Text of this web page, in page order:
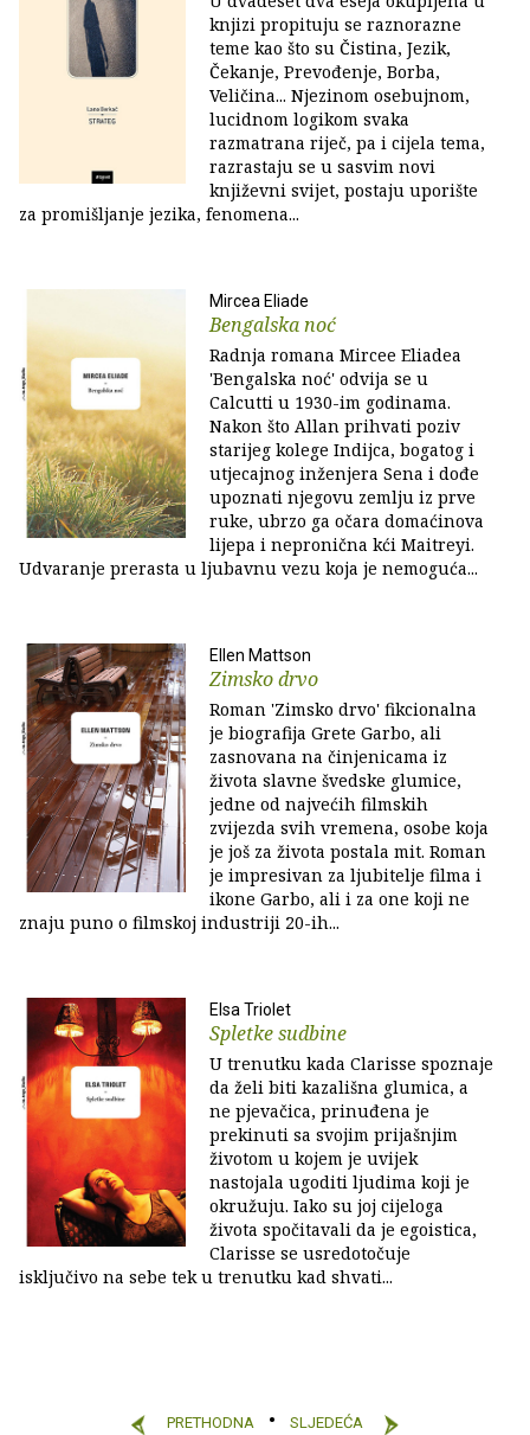
knjizi propituju se raznorazne
teme kao što su Čistina, Jezik,
Čekanje, Prevođenje, Borba,
Veličina... Njezinom osebujnom,
lucidnom logikom svaka
razmatrana riječ, pa i cijela tema,
razrastaju se u sasvim novi
književni svijet, postaju uporište
za promišljanje jezika, fenomena...
Mircea Eliade
Bengalska noć
Radnja romana Mircee Eliadea
'Bengalska noć' odvija se u
Calcutti u 1930-im godinama.
Nakon što Allan prihvati poziv
starijeg kolege Indijca, bogatog i
utjecajnog inženjera Sena i dođe
upoznati njegovu zemlju iz prve
ruke, ubrzo ga očara domaćinova
lijepa i nepronična kći Maitreyi.
Udvaranje prerasta u ljubavnu vezu koja je nemoguća...
Ellen Mattson
Zimsko drvo
Roman 'Zimsko drvo' fikcionalna
je biografija Grete Garbo, ali
zasnovana na činjenicama iz
života slavne švedske glumice,
jedne od najvećih filmskih
zvijezda svih vremena, osobe koja
je još za života postala mit. Roman
je impresivan za ljubitelje filma i
ikone Garbo, ali i za one koji ne
znaju puno o filmskoj industriji 20-ih...
Elsa Triolet
Spletke sudbine
U trenutku kada Clarisse spoznaje
da želi biti kazališna glumica, a
ne pjevačica, prinuđena je
prekinuti sa svojim prijašnjim
životom u kojem je uvijek
nastojala ugoditi ljudima koji je
okružuju. Iako su joj cijeloga
života spočitavali da je egoistica,
Clarisse se usredotočuje
isključivo na sebe tek u trenutku kad shvati...
PRETHODNA SLJEDEĆA